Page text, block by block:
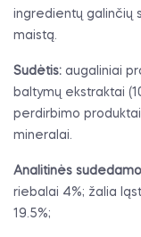
ingredientų galinčių
maistą.
Sudėtis: augaliniai
baltymų ekstraktai
perdirbimo
mineralai.
Analitinės
riebalai 4%; žalia
19.5%;